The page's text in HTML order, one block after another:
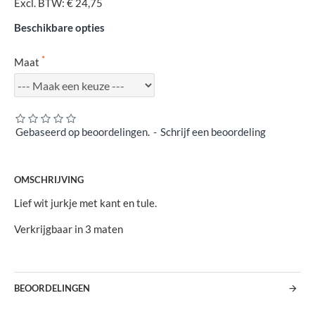
Gebaseerd op beoordelingen. - Schrijf een beoordeling
Excl. BTW: € 24,75
Beschikbare opties
Maat
OMSCHRIJVING
Lief wit jurkje met kant en tule.
Verkrijgbaar in 3 maten
BEOORDELINGEN